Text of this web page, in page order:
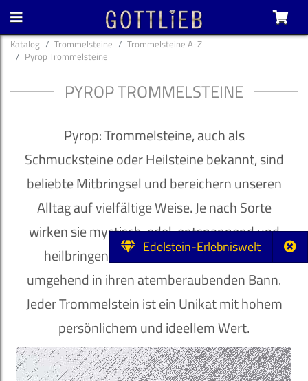
Edelstein-Erlebniswelt
Katalog Trommelsteine
Trommelsteine A-Z
Pyrop Trommelsteine
PYROP TROMMELSTEINE
Pyrop: Trommelsteine, auch als
Schmucksteine oder Heilsteine bekannt, sind
beliebte Mitbringsel und bereichern unseren
Alltag auf vielfältige Weise. Je nach Sorte
wirken sie mystisch, edel, entspannend und
heilbringend und ziehen ihren Besitzer
umgehend in ihren atemberaubenden Bann.
Jeder Trommelstein ist ein Unikat mit hohem
persönlichem und ideellem Wert.